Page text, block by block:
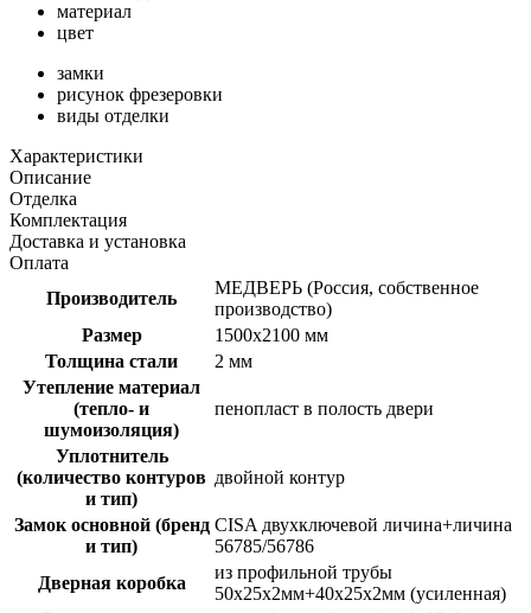
материал
цвет
замки
рисунок фрезеровки
виды отделки
Характеристики
Описание
Отделка
Комплектация
Доставка и установка
Оплата
Производитель
МЕДВЕРЬ (Россия, собственное
производство)
Размер
1500х2100 мм
Толщина стали
2 мм
Утепление материал
(тепло- и
шумоизоляция)
пенопласт в полость двери
Уплотнитель
(количество контуров
и тип)
двойной контур
Замок основной (бренд
и тип)
CISA двухключевой личина+личина
56785/56786
Дверная коробка
из профильной трубы
50х25х2мм+40х25х2мм (усиленная)